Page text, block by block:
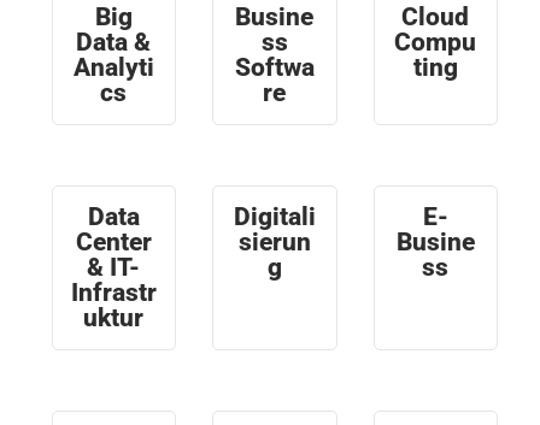
Big
Data &
Analyti
cs
Busine
ss
Softwa
re
Cloud
Compu
ting
Data
Center
& IT-
Infrastr
uktur
Digitali
sierun
g
E-
Busine
ss